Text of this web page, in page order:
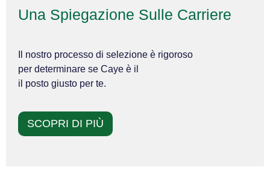
Una Spiegazione Sulle Carriere
Il nostro processo di selezione è rigoroso
per determinare se Caye è il
il posto giusto per te.
SCOPRI DI PIÙ